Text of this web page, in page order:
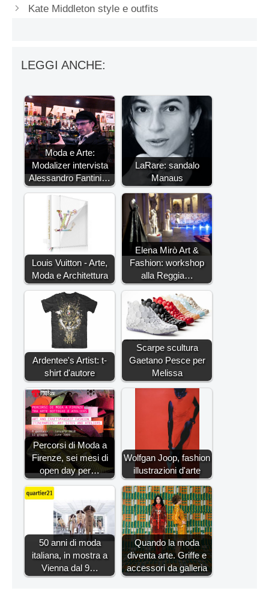
Kate Middleton style e outfits
LEGGI ANCHE:
Moda e Arte:
Modalizer intervista
Alessandro Fantini…
LaRare: sandalo
Manaus
Louis Vuitton - Arte,
Moda e Architettura
Elena Mirò Art &
Fashion: workshop
alla Reggia…
Ardentee's Artist: t-
shirt d'autore
Scarpe scultura
Gaetano Pesce per
Melissa
Percorsi di Moda a
Firenze, sei mesi di
open day per…
Wolfgan Joop, fashion
illustrazioni d'arte
50 anni di moda
italiana, in mostra a
Vienna dal 9…
Quando la moda
diventa arte. Griffe e
accessori da galleria